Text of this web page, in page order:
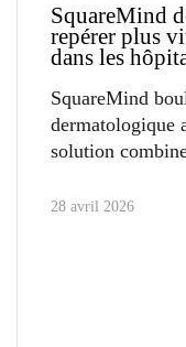
SquareMind
repérer plus
dans les
SquareMind
dermatologique
solution
28 avril 2026